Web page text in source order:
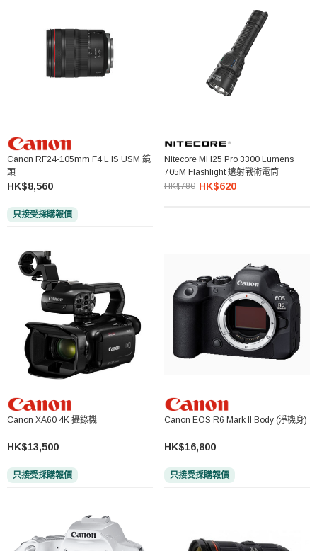
Canon RF24-105mm F4 L IS USM 鏡
頭
HK$8,560
只接受採購報價
Nitecore MH25 Pro 3300 Lumens
705M Flashlight 遠射戰術電筒
HK$780 HK$620
Canon XA60 4K 攝錄機
HK$13,500
只接受採購報價
Canon EOS R6 Mark II Body (淨機身)
HK$16,800
只接受採購報價